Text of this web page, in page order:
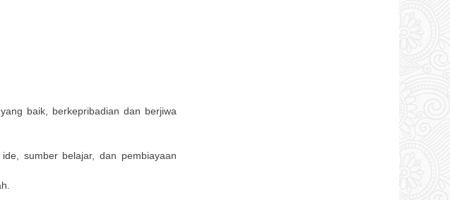
baik, berkepribadian dan berjiwa
sumber belajar, dan pembiayaan